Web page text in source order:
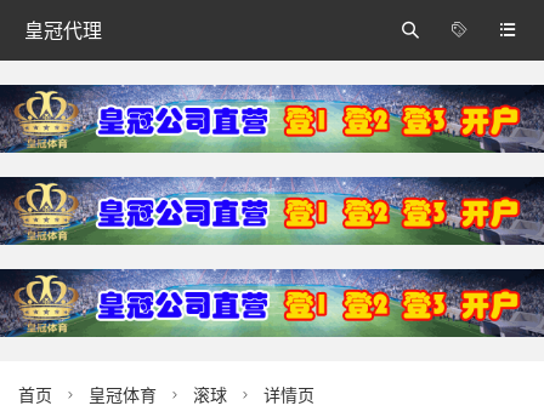
皇冠代理 


首页  皇冠体育  滚球  详情页